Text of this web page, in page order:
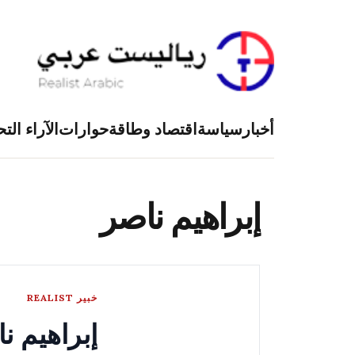
أخبار سياسةاقتصاد وطاقةحواراتالآراء
إبراهيم ناصر
خبير REALIST
إبراهيم